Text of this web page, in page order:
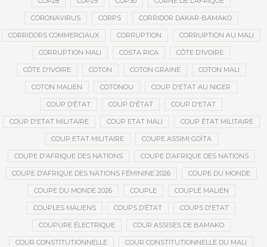
CORONAVIRUS CORPS CORRIDOR DAKAR-BAMAKO
CORRIDORS COMMERCIAUX CORRUPTION CORRUPTION AU MALI
CORRUPTION MALI COSTA RICA CÔTE D’IVOIRE
CÔTE D'IVOIRE COTON COTON GRAINE COTON MALI
COTON MALIEN COTONOU COUP D'ETAT AU NIGER
COUP D’ÉTAT COUP D'ÉTAT COUP D'ETAT
COUP D'ETAT MILITAIRE COUP ETAT MALI COUP ÉTAT MILITAIRE
COUP ETAT MILITAIRE COUPE ASSIMI GOÏTA
COUPE D'AFRIQUE DES NATIONS COUPE D’AFRIQUE DES NATIONS
COUPE D’AFRIQUE DES NATIONS FÉMININE 2026 COUPE DU MONDE
COUPE DU MONDE 2026 COUPLE COUPLE MALIEN
COUPLES MALIENS COUPS D’ÉTAT COUPS D'ETAT
COUPURE ÉLECTRIQUE COUR ASSISES DE BAMAKO
COUR CONSTITUTIONNELLE COUR CONSTITUTIONNELLE DU MALI